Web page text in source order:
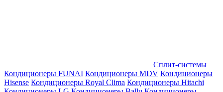
Сплит-системы
Кондиционеры FUNAI Кондиционеры MDV Кондиционеры
Hisense Кондиционеры Royal Clima Кондиционеры Hitachi